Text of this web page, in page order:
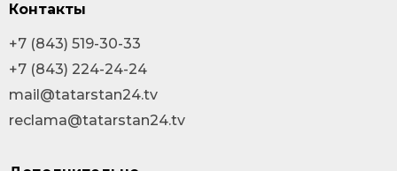
Контакты
+7 (843) 519-30-33
+7 (843) 224-24-24
mail@tatarstan24.tv
reclama@tatarstan24.tv